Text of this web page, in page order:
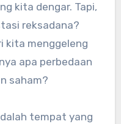
reksadana?
kita menggeleng
apa perbedaan
saham?
tempat yang